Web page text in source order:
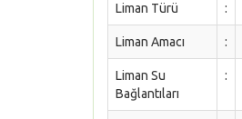
Liman Türü :
Liman Amacı :
Liman Su
Bağlantıları
: